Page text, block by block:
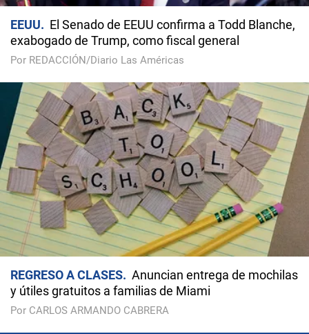
EEUU
El Senado de EEUU confirma a Todd Blanche,
exabogado de Trump, como fiscal general
Por REDACCIÓN/Diario Las Américas
REGRESO A CLASES
Anuncian entrega de mochilas
y útiles gratuitos a familias de Miami
Por CARLOS ARMANDO CABRERA